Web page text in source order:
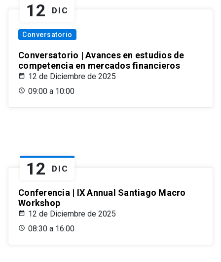
12 DIC
Conversatorio
Conversatorio | Avances en estudios de
competencia en mercados financieros
12 de Diciembre de 2025
09:00 a 10:00
12 DIC
Conferencia | IX Annual Santiago Macro
Workshop
12 de Diciembre de 2025
08:30 a 16:00